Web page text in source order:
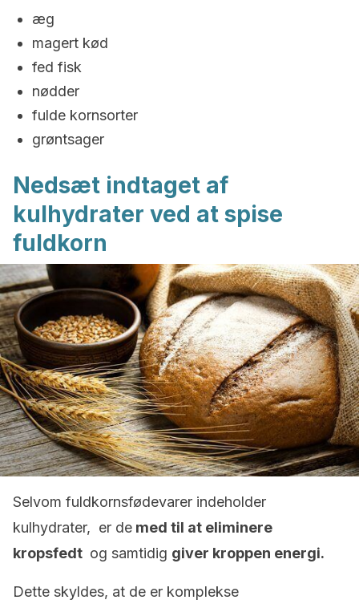
æg
magert kød
fed fisk
nødder
fulde kornsorter
grøntsager
Nedsæt indtaget af
kulhydrater ved at spise
fuldkorn
Selvom fuldkornsfødevarer indeholder
kulhydrater, er de med til at eliminere
kropsfedt og samtidig giver kroppen energi.
Dette skyldes, at de er komplekse